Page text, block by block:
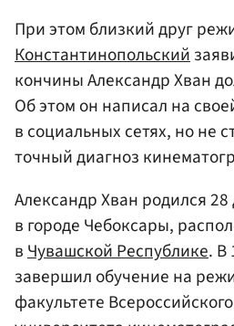
При этом близкий друг
Константинопольский
кончины Александр Хван
Об этом он написал на
в социальных сетях, но не
точный диагноз
Александр Хван родился 28
в городе Чебоксары,
вЧувашской Республике. В
завершил обучение на
факультете